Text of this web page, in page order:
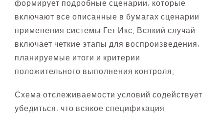
формирует подробные сценарии, которые
включают все описанные в бумагах сценарии
применения системы Гет Икс. Всякий случай
включает четкие этапы для воспроизведения,
планируемые итоги и критерии
положительного выполнения контроля.
Схема отслеживаемости условий содействует
убедиться, что всякое спецификация